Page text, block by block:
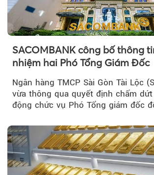
SACOMBANK công bố thông
nhiệm hai Phó Tổng Giám Đốc
Ngân hàng TMCP Sài Gòn Tài Lộc
vừa thông qua quyết định chấm
động chức vụ Phó Tổng giám đốc